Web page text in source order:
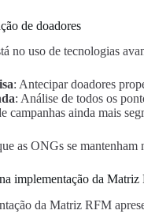
de doadores
no uso de tecnologias
: Antecipar doadores
: Análise de todos os
campanhas ainda mais
as ONGs se
implementação da
da Matriz RFM